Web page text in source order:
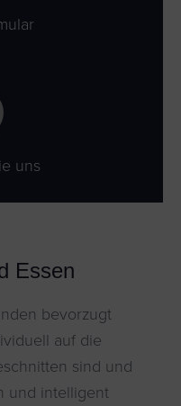
uns
Essen
bevorzugt
auf die
sind und
und intelligent